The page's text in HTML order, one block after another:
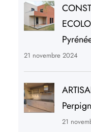
21 novembre 2024
21